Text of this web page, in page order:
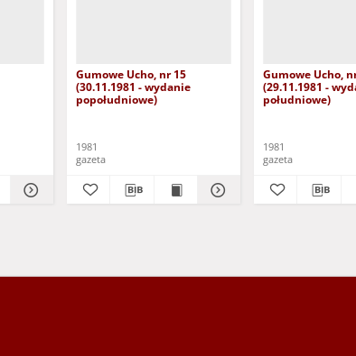
Gumowe Ucho, nr 15
(30.11.1981 - wydanie
popołudniowe)
1981
gazeta
Gumowe Ucho,
(29.11.1981 -
południowe)
1981
gazeta